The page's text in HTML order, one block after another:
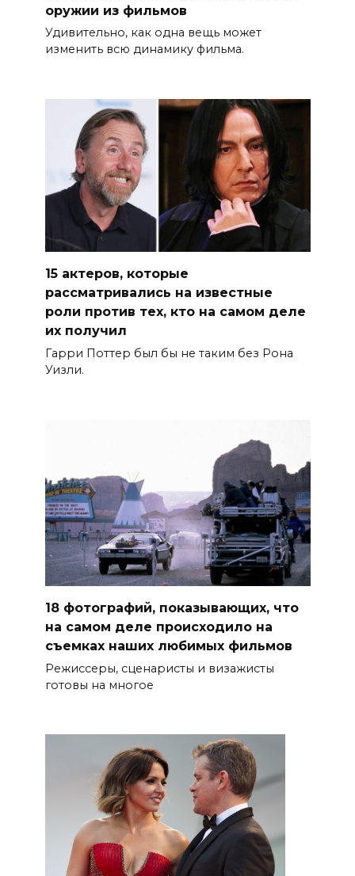
оружии из фильмов
Удивительно, как одна вещь может
изменить всю динамику фильма.
15 актеров, которые
рассматривались на известные
роли против тех, кто на самом деле
их получил
Гарри Поттер был бы не таким без Рона
Уизли.
18 фотографий, показывающих, что
на самом деле происходило на
съемках наших любимых фильмов
Режиссеры, сценаристы и визажисты
готовы на многое